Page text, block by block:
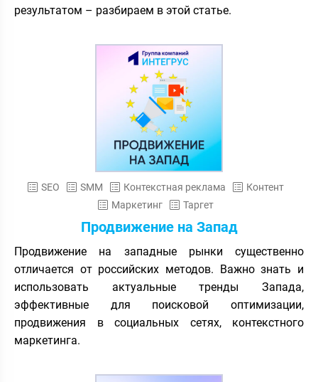
результатом – разбираем в этой статье.
SEO SMM Контекстная реклама
Контент
Маркетинг
Таргет
Продвижение на Запад
Продвижение на западные рынки существенно
отличается от российских методов. Важно знать и
использовать актуальные тренды Запада,
эффективные для поисковой оптимизации,
продвижения в социальных сетях, контекстного
маркетинга.